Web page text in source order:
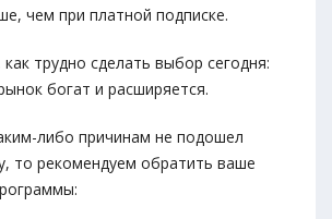
чем при платной подписке.
трудно сделать выбор сегодня:
богат и расширяется.
либо причинам не подошел
то рекомендуем обратить ваше